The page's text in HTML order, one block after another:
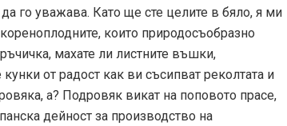
го уважава. Като ще сте целите в бяло, я ми
които природосъобразно
махате ли листните въшки,
от радост как ви съсипват реколтата и
а? Подровяк викат на поповото прасе,
дейност за производство на